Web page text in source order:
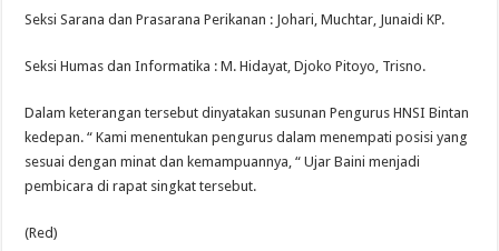
Seksi Sarana dan Prasarana Perikanan : Johari, Muchtar, Junaidi KP.
Seksi Humas dan Informatika : M. Hidayat, Djoko Pitoyo, Trisno.
Dalam keterangan tersebut dinyatakan susunan Pengurus HNSI Bintan
kedepan. “ Kami menentukan pengurus dalam menempati posisi yang
sesuai dengan minat dan kemampuannya, “ Ujar Baini menjadi
pembicara di rapat singkat tersebut.
(Red)